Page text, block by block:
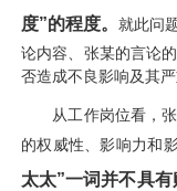
度”的程度。 就此问
论内容、张某的言论
否造成不良影响及其
从工作岗位看，张
的权威性、影响力和
太太”一词并不具